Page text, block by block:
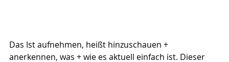
Das Ist aufnehmen, heißt hinzuschauen +
anerkennen, was + wie es aktuell einfach ist. Dieser